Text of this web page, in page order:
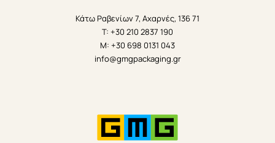
Κάτω Ραβενίων 7, Αχαρνές, 136 71
T: +30 210 2837 190
M: +30 698 0131 043
info@gmgpackaging.gr